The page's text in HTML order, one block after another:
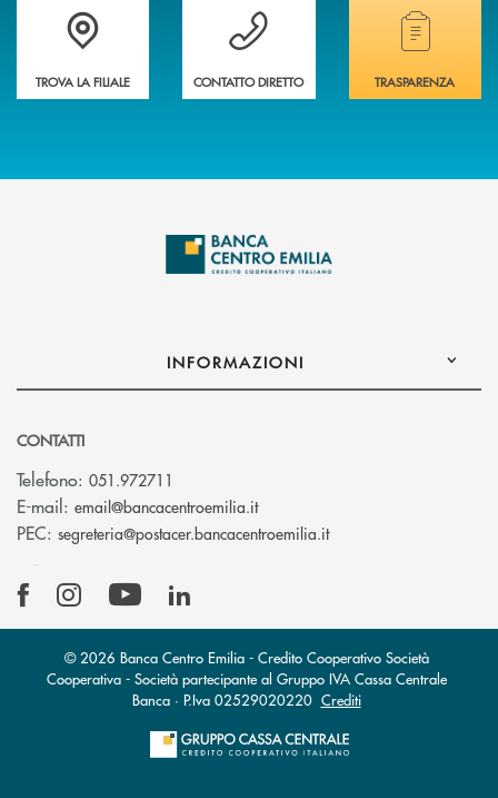
Accedi all' elenco completo delle filiali
TROVA LA FILIALE
Vuoi avere maggiori informazioni sulla
CONTATTO DIRETTO
Hai bisogno di
TRASPARENZA
INFORMAZIONI
CONTATTI
Telefono: 051.972711
E-mail: email@bancacentroemilia.it(si apre l’app di posta
PEC: segreteria@postacer.bancacentroemilia.it(si apre l’app di
© 2026 Banca Centro Emilia - Credito Cooperativo Società
Cooperativa - Società partecipante al Gruppo IVA Cassa Centrale
Banca · P.Iva 02529020220 Crediti